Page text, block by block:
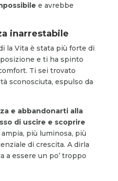
e avrebbe
inarrestabile
la Vita è stata più forte di
e ti ha spinto
Ti sei trovato
sconosciuta, espulso da
e abbandonarti alla
di uscire e scoprire
ampia, più luminosa, più
di crescita. A dirla
a essere un po’ troppo